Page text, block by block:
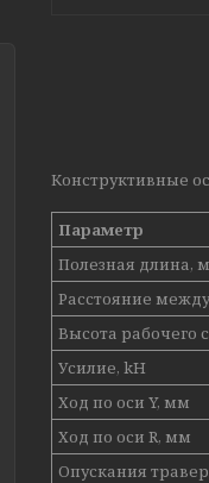
Конструктивные
Параметр
Полезная длина,
Расстояние
Высота рабочего
Усилие, kH
Ход по оси Y, мм
Ход по оси R, мм
Опускания